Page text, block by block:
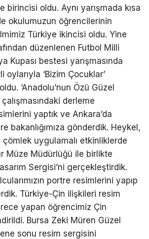
birincisi oldu. Aynı yarışmada kısa
okulumuzun öğrencilerinin
Türkiye ikincisi oldu. Yine
düzenlenen Futbol Milli
Kupası bestesi yarışmasında
oylarıyla ‘Bizim Çocuklar’
‘Anadolu’nun Özü Güzel
derleme
yaptık ve Ankara’da
bakanlığımıza gönderdik. Heykel,
uygulamalı etkinliklerde
Müze Müdürlüğü ile birlikte
Sergisi’ni gerçekleştirdik.
portre resimlerini yapıp
Türkiye-Çin ilişkileri resim
yapan öğrencimiz Çin
Bursa Zeki Müren Güzel
sonu resim sergisini